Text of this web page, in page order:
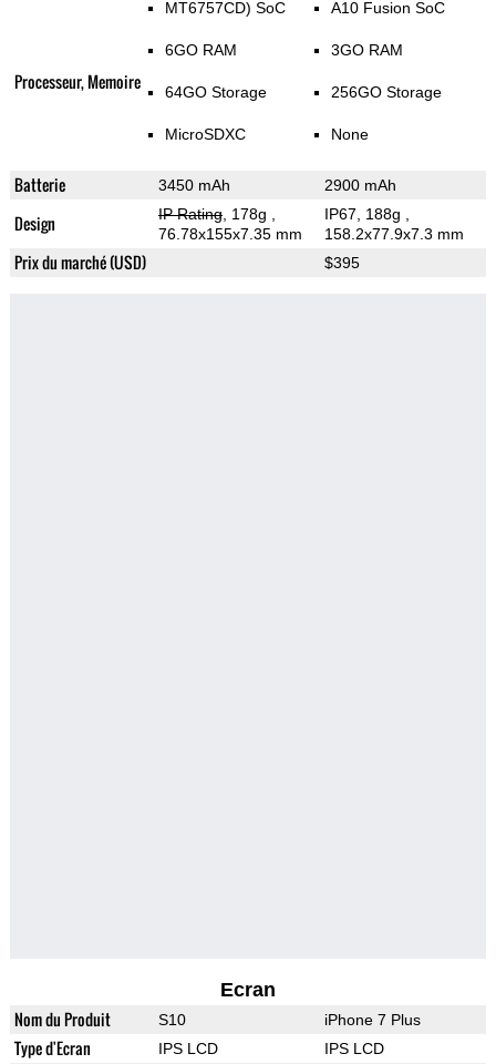
Processeur, Memoire
MT6757CD) SoC
6GO RAM
64GO Storage
MicroSDXC
A10 Fusion SoC
3GO RAM
256GO Storage
None
Batterie 3450 mAh 2900 mAh
Design IP Rating, 178g
76.78x155x7.35 mm
IP67, 188g
158.2x77.9x7.3 mm
Prix du marché (USD) $395
Ecran
Nom du Produit S10 iPhone 7 Plus
Type d'Ecran IPS LCD IPS LCD